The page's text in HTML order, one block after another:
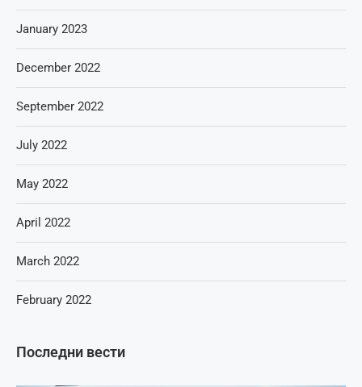
Последни вести
January 2023
December 2022
September 2022
July 2022
May 2022
April 2022
March 2022
February 2022